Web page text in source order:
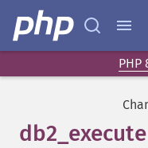
PHP
db2_execute